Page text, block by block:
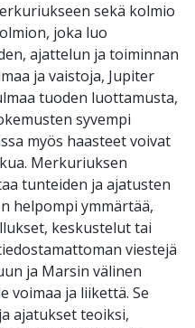
sekä kolmio
joka luo
ajattelun ja toiminnan
ja vaistoja, Jupiter
tuoden luottamusta,
syvempi
myös haasteet voivat
Merkuriuksen
tunteiden ja ajatusten
helpompi ymmärtää,
keskustelut tai
viestejä
ja Marsin välinen
voimaa ja liikettä. Se
ajatukset teoiksi,